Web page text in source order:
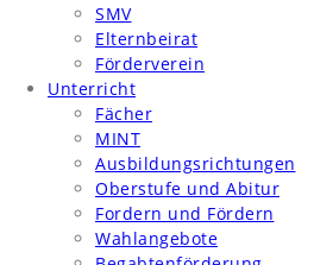
SMV
Elternbeirat
Förderverein
Unterricht
Fächer
MINT
Ausbildungsrichtungen
Oberstufe und Abitur
Fordern und Fördern
Wahlangebote